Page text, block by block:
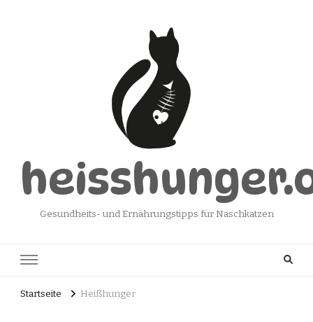
Gesundheits- und Ernährungstipps für Naschkatzen
Startseite Heißhunger